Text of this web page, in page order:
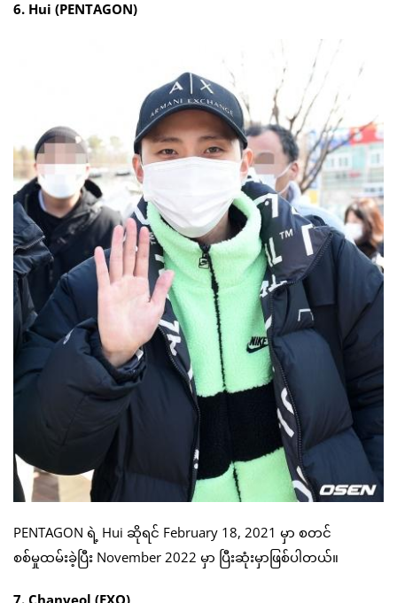
6. Hui (PENTAGON)
PENTAGON ရဲ့ Hui ဆိုရင် February 18, 2021 မှာ စတင်
စစ်မှုထမ်းခဲ့ပြီး November 2022 မှာ ပြီးဆုံးမှာဖြစ်ပါတယ်။
7. Chanyeol (EXO)